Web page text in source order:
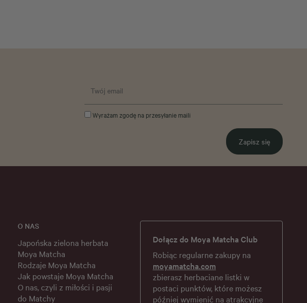
Wyrażam zgodę na przesyłanie maili
Zapisz się
O NAS
Japońska zielona herbata
Moya Matcha
Rodzaje Moya Matcha
Jak powstaje Moya Matcha
O nas, czyli z miłości i pasji
do Matchy
Dołącz do Moya Matcha Club
Robiąc regularne zakupy na
moyamatcha.com
zbierasz herbaciane listki w
postaci punktów, które możesz
później wymienić na atrakcyjne